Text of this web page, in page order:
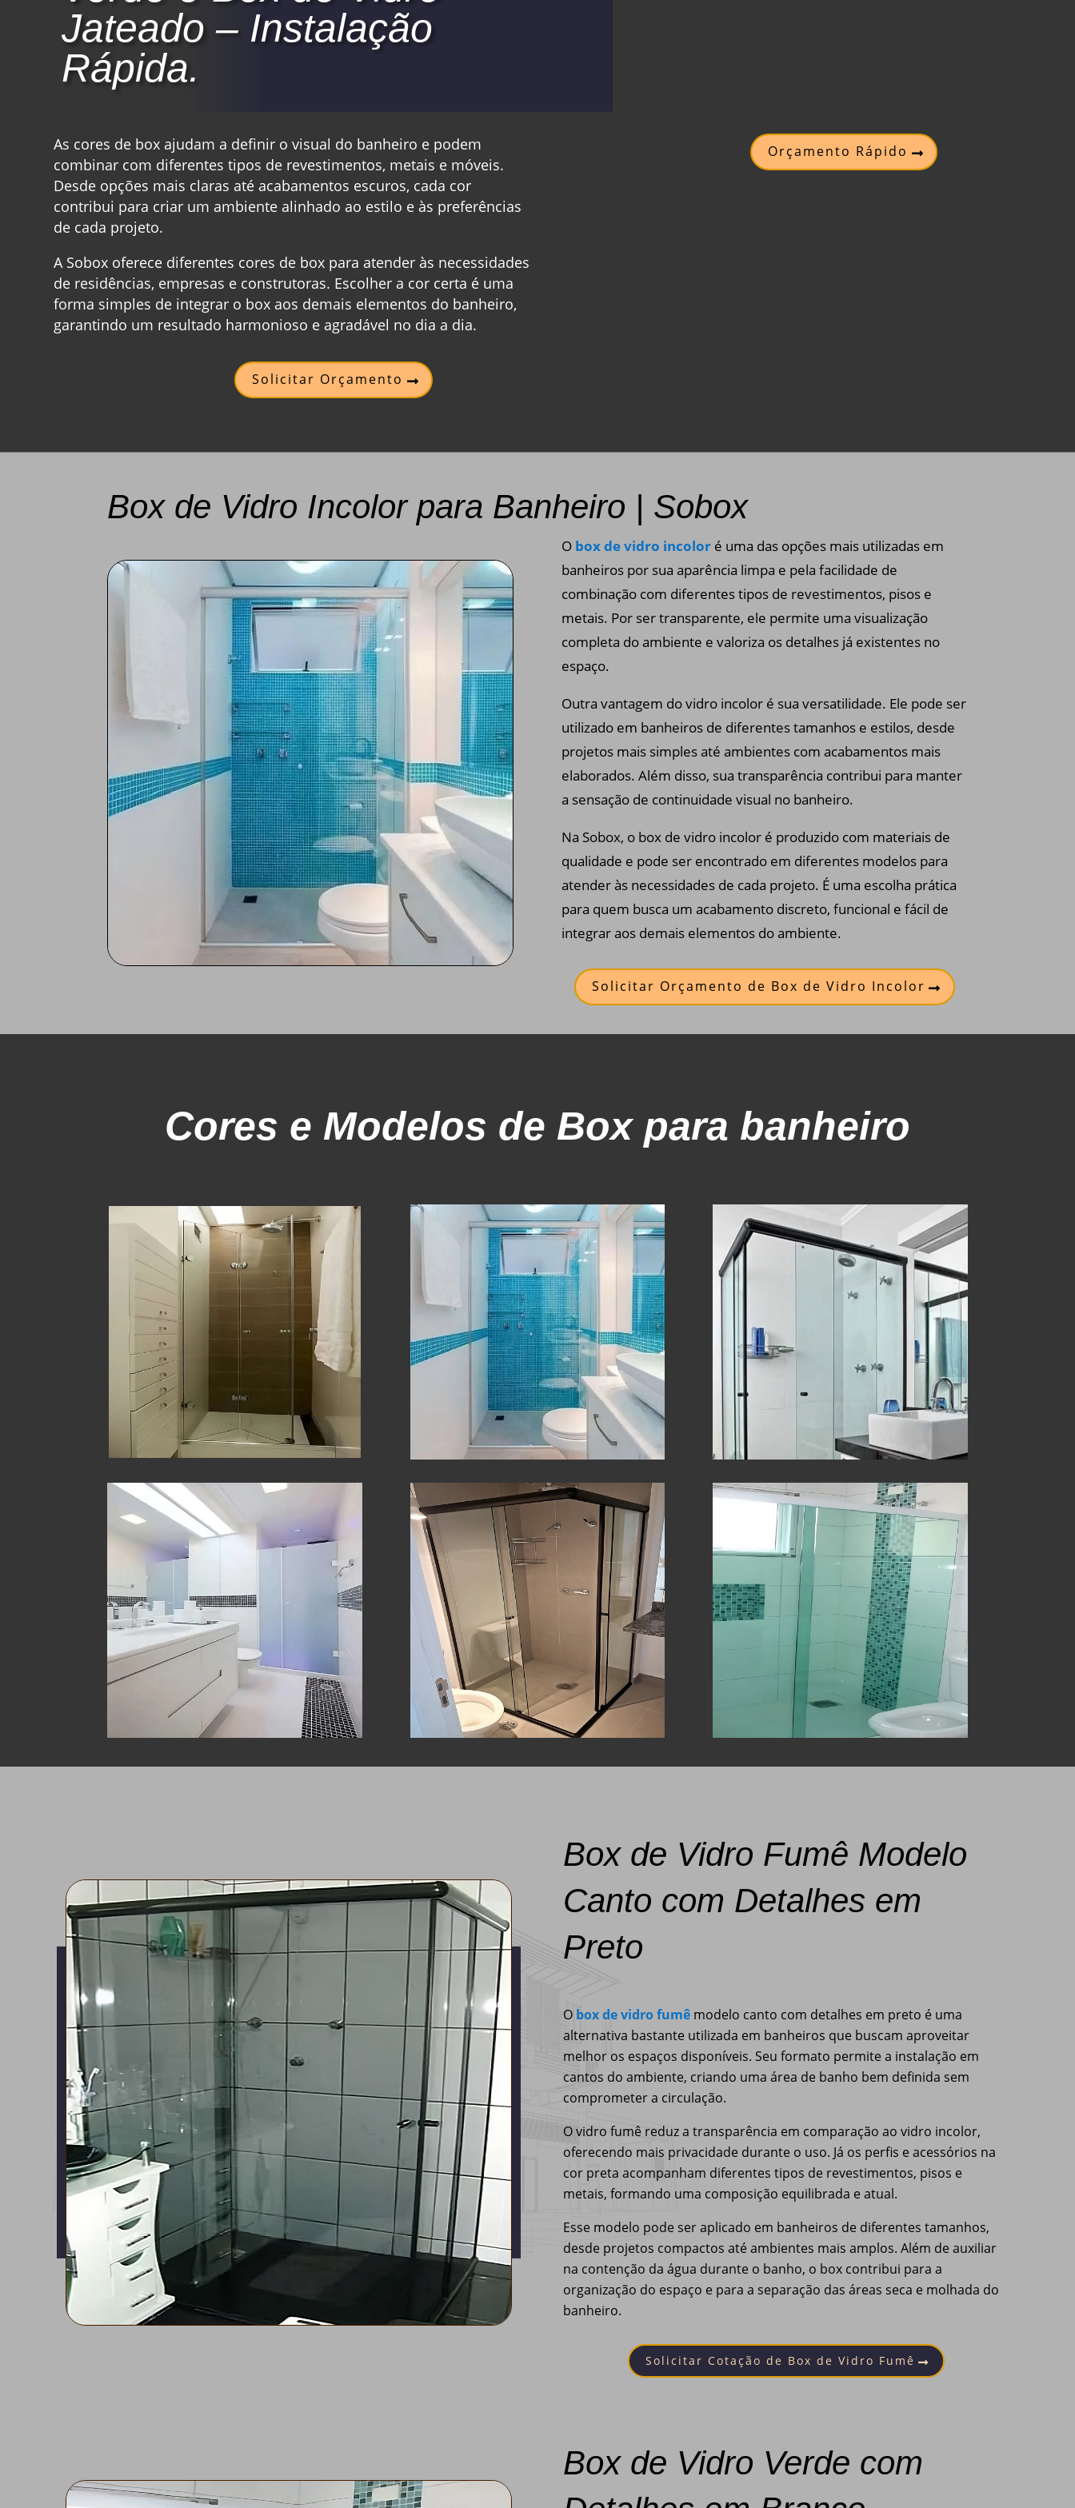
Jateado – Instalação
Rápida.
As cores de box ajudam a definir o visual do banheiro e podem
combinar com diferentes tipos de revestimentos, metais e móveis.
Desde opções mais claras até acabamentos escuros, cada cor
contribui para criar um ambiente alinhado ao estilo e às preferências
de cada projeto.
A Sobox oferece diferentes cores de box para atender às necessidades
de residências, empresas e construtoras. Escolher a cor certa é uma
forma simples de integrar o box aos demais elementos do banheiro,
garantindo um resultado harmonioso e agradável no dia a dia.
Solicitar Orçamento
Orçamento Rápido
Box de Vidro Incolor para Banheiro | Sobox
O box de vidro incolor é uma das opções mais utilizadas em
banheiros por sua aparência limpa e pela facilidade de
combinação com diferentes tipos de revestimentos, pisos e
metais. Por ser transparente, ele permite uma visualização
completa do ambiente e valoriza os detalhes já existentes no
espaço.
Outra vantagem do vidro incolor é sua versatilidade. Ele pode ser
utilizado em banheiros de diferentes tamanhos e estilos, desde
projetos mais simples até ambientes com acabamentos mais
elaborados. Além disso, sua transparência contribui para manter
a sensação de continuidade visual no banheiro.
Na Sobox, o box de vidro incolor é produzido com materiais de
qualidade e pode ser encontrado em diferentes modelos para
atender às necessidades de cada projeto. É uma escolha prática
para quem busca um acabamento discreto, funcional e fácil de
integrar aos demais elementos do ambiente.
Solicitar Orçamento de Box de Vidro Incolor
Cores e Modelos de Box para banheiro
Box de Vidro Fumê Modelo
Canto com Detalhes em
Preto
O box de vidro fumê modelo canto com detalhes em preto é uma
alternativa bastante utilizada em banheiros que buscam aproveitar
melhor os espaços disponíveis. Seu formato permite a instalação em
cantos do ambiente, criando uma área de banho bem definida sem
comprometer a circulação.
O vidro fumê reduz a transparência em comparação ao vidro incolor,
oferecendo mais privacidade durante o uso. Já os perfis e acessórios na
cor preta acompanham diferentes tipos de revestimentos, pisos e
metais, formando uma composição equilibrada e atual.
Esse modelo pode ser aplicado em banheiros de diferentes tamanhos,
desde projetos compactos até ambientes mais amplos. Além de auxiliar
na contenção da água durante o banho, o box contribui para a
organização do espaço e para a separação das áreas seca e molhada do
banheiro.
Solicitar Cotação de Box de Vidro Fumê
Box de Vidro Verde com